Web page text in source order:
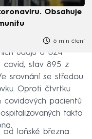
Obsahuje
6 min čtení
údajů 6 024
covid, stav 895 z
srovnání se středou
Oproti čtvrtku
pacientů
takto
od loňské března